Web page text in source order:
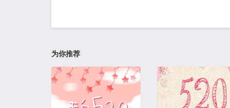
为你推荐